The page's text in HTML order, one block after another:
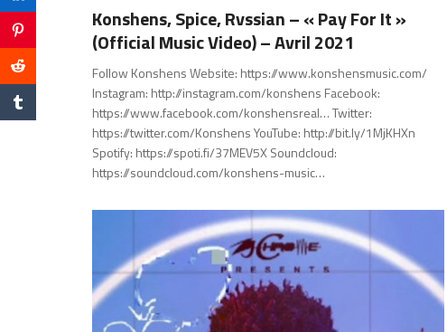
Konshens, Spice, Rvssian – « Pay For It »
(Official Music Video) – Avril 2021
Follow Konshens Website: https://www.konshensmusic.com/​​
Instagram: http://instagram.com/konshens​​ Facebook:
https://www.facebook.com/konshensreal…​ Twitter:
https://twitter.com/Konshens​​ YouTube: http://bit.ly/1MjKHXn​​
Spotify: https://spoti.fi/37MEV5X​​ Soundcloud:
https://soundcloud.com/konshens-music…​